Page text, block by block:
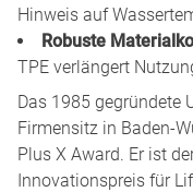
Hinweis auf
Robuste
TPE verlängert
Das 1985 gegründete
Firmensitz in Baden-
Plus X Award. Er ist
Innovationspreis für